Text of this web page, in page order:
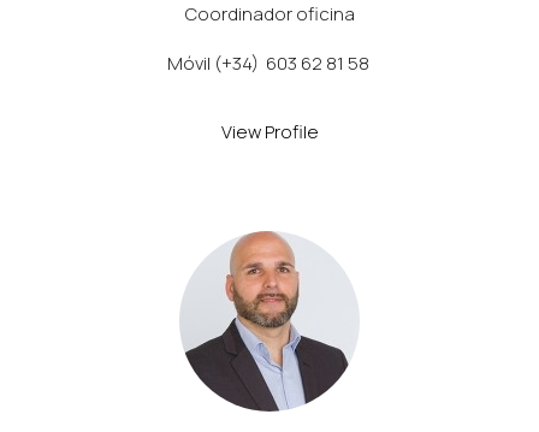
Coordinador oficina
Móvil (+34) 603 62 81 58
View Profile